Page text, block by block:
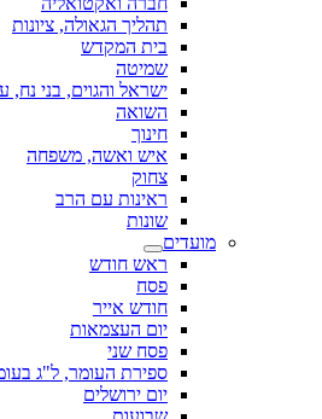
תהליך הגאולה, ציונות
בית המקדש
שמיטה
ישראל והגוים, בני נח,
השואה
חינוך
איש ואשה, משפחה
צחוק
ראינות עם הרב
שונות
מועדים
ראש חודש
פסח
חודש אייר
יום העצמאות
פסח שני
ספירת העומר, ל"ג
יום ירושלים